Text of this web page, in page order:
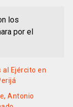
los
por el
al Ejército en
Antonio